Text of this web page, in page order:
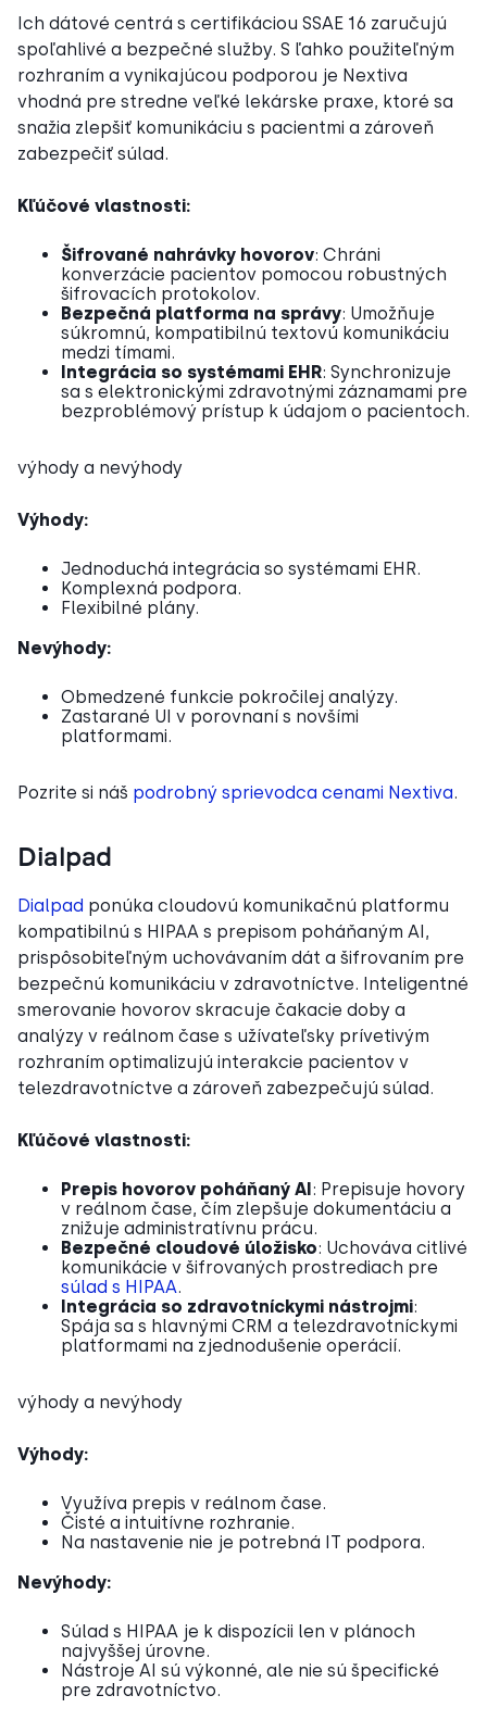
Ich dátové centrá s certifikáciou SSAE 16 zaručujú
spoľahlivé a bezpečné služby. S ľahko použiteľným
rozhraním a vynikajúcou podporou je Nextiva
vhodná pre stredne veľké lekárske praxe, ktoré sa
snažia zlepšiť komunikáciu s pacientmi a zároveň
zabezpečiť súlad.
Kľúčové vlastnosti:
Šifrované nahrávky hovorov: Chráni
konverzácie pacientov pomocou robustných
šifrovacích protokolov.
Bezpečná platforma na správy: Umožňuje
súkromnú, kompatibilnú textovú komunikáciu
medzi tímami.
Integrácia so systémami EHR: Synchronizuje
sa s elektronickými zdravotnými záznamami pre
bezproblémový prístup k údajom o pacientoch.
výhody a nevýhody
Výhody:
Jednoduchá integrácia so systémami EHR.
Komplexná podpora.
Flexibilné plány.
Nevýhody:
Obmedzené funkcie pokročilej analýzy.
Zastarané UI v porovnaní s novšími
platformami.
Pozrite si náš podrobný sprievodca cenami Nextiva.
Dialpad
Dialpad ponúka cloudovú komunikačnú platformu
kompatibilnú s HIPAA s prepisom poháňaným AI,
prispôsobiteľným uchovávaním dát a šifrovaním pre
bezpečnú komunikáciu v zdravotníctve. Inteligentné
smerovanie hovorov skracuje čakacie doby a
analýzy v reálnom čase s užívateľsky prívetivým
rozhraním optimalizujú interakcie pacientov v
telezdravotníctve a zároveň zabezpečujú súlad.
Kľúčové vlastnosti:
Prepis hovorov poháňaný AI: Prepisuje hovory
v reálnom čase, čím zlepšuje dokumentáciu a
znižuje administratívnu prácu.
Bezpečné cloudové úložisko: Uchováva citlivé
komunikácie v šifrovaných prostrediach pre
súlad s HIPAA.
Integrácia so zdravotníckymi nástrojmi:
Spája sa s hlavnými CRM a telezdravotníckymi
platformami na zjednodušenie operácií.
výhody a nevýhody
Výhody:
Využíva prepis v reálnom čase.
Čisté a intuitívne rozhranie.
Na nastavenie nie je potrebná IT podpora.
Nevýhody:
Súlad s HIPAA je k dispozícii len v plánoch
najvyššej úrovne.
Nástroje AI sú výkonné, ale nie sú špecifické
pre zdravotníctvo.